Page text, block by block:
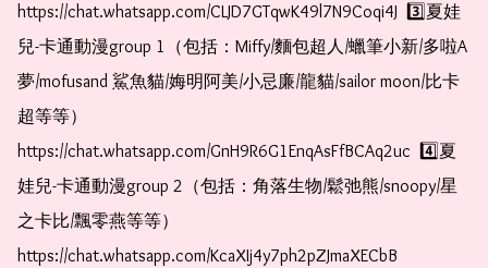
https://chat.whatsapp.com/CLJD7GTqwK49l7N9Coqi4J  3️⃣夏娃
兒-卡通動漫group 1（包括：Miffy/麵包超人/蠟筆小新/多啦A
夢/mofusand 鯊魚貓/娒明阿美/小忌廉/龍貓/sailor moon/比卡
超等等）
https://chat.whatsapp.com/GnH9R6G1EnqAsFfBCAq2uc  4️⃣夏
娃兒-卡通動漫group 2（包括：角落生物/鬆弛熊/snoopy/星
之卡比/飄零燕等等）
https://chat.whatsapp.com/KcaXIj4y7ph2pZJmaXECbB